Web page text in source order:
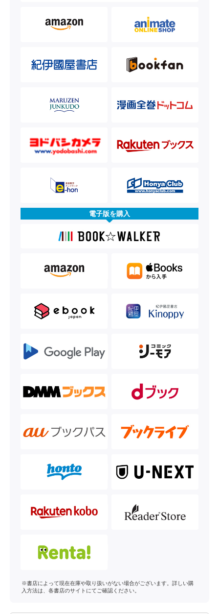
電子版を購入
※書店によって現在在庫や取り扱いがない場合がございます。詳しい購
入方法は、各書店のサイトにてご確認ください。